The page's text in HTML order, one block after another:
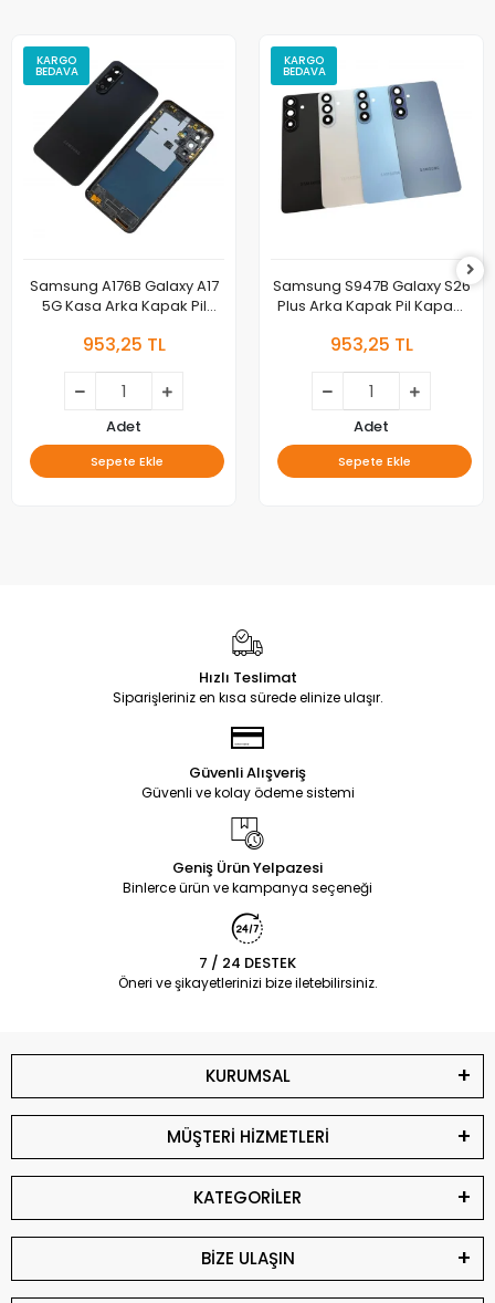
KARGO
BEDAVA
Samsung A176B Galaxy A17
5G Kasa Arka Kapak Pil
953,25 TL
Adet
Sepete Ekle
KARGO
BEDAVA
Samsung S947B Galaxy S26
Plus Arka Kapak Pil Kapağı
953,25 TL
Adet
Sepete Ekle
Hızlı Teslimat
Siparişleriniz en kısa sürede elinize ulaşır.
Güvenli Alışveriş
Güvenli ve kolay ödeme sistemi
Geniş Ürün Yelpazesi
Binlerce ürün ve kampanya seçeneği
7 / 24 DESTEK
Öneri ve şikayetlerinizi bize iletebilirsiniz.
KURUMSAL
MÜŞTERİ HİZMETLERİ
KATEGORİLER
BİZE ULAŞIN